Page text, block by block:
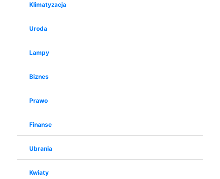
Klimatyzacja
Uroda
Lampy
Biznes
Prawo
Finanse
Ubrania
Kwiaty